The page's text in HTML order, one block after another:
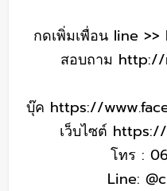
กดเพิ่มเพื่อน line >>
สอบถาม http://
บุ๊ค https://
เว็บไซต์
โทร :
Line: